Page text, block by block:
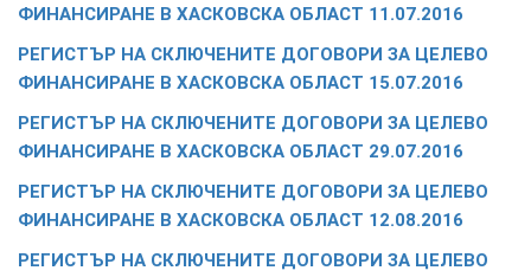
ФИНАНСИРАНЕ В ХАСКОВСКА ОБЛАСТ 11.07.2016
РЕГИСТЪР НА СКЛЮЧЕНИТЕ ДОГОВОРИ ЗА ЦЕЛЕВО
ФИНАНСИРАНЕ В ХАСКОВСКА ОБЛАСТ 15.07.2016
РЕГИСТЪР НА СКЛЮЧЕНИТЕ ДОГОВОРИ ЗА ЦЕЛЕВО
ФИНАНСИРАНЕ В ХАСКОВСКА ОБЛАСТ 29.07.2016
РЕГИСТЪР НА СКЛЮЧЕНИТЕ ДОГОВОРИ ЗА ЦЕЛЕВО
ФИНАНСИРАНЕ В ХАСКОВСКА ОБЛАСТ 12.08.2016
РЕГИСТЪР НА СКЛЮЧЕНИТЕ ДОГОВОРИ ЗА ЦЕЛЕВО